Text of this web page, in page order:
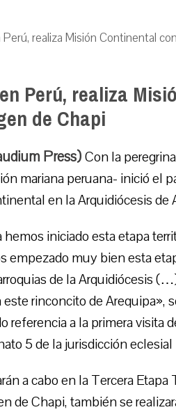
realiza Misión Continental
Perú, realiza
de Chapi
Press)Con la
mariana peruana- inició el
en la Arquidiócesis de
iniciado esta etapa
muy bien esta
de la Arquidiócesis
rinconcito de Arequipa»,
referencia a la primera visita
5 de la jurisdicción
a cabo en la Tercera
de Chapi, también se